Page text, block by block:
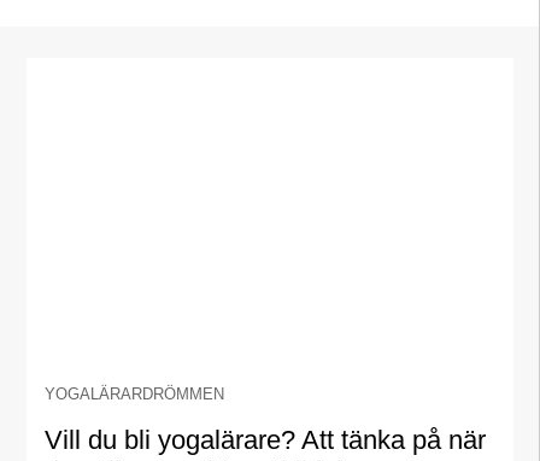
YOGALÄRARDRÖMMEN
Vill du bli yogalärare? Att tänka på när